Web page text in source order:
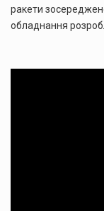
ракети
обладнання